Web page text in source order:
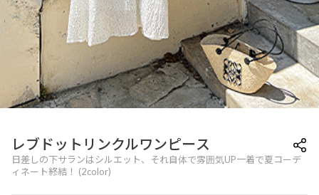
レブドットリンクルワンピース
日差しの下サランはシルエット、それ自体で雰囲気UP一着で夏コーデ
ィネート終結！ (2color)